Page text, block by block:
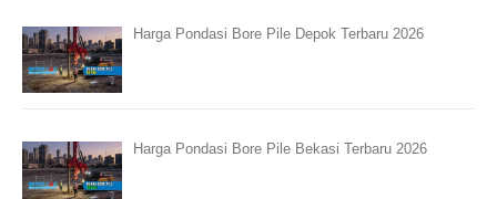
Harga Pondasi Bore Pile Depok Terbaru 2026
Harga Pondasi Bore Pile Bekasi Terbaru 2026